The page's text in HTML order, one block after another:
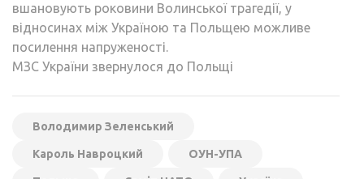
вшановують роковини Волинської трагедії, у
відносинах між Україною та Польщею можливе
посилення напруженості.
МЗС України звернулося до Польщі
Володимир Зеленський
Кароль Навроцкий ОУН-УПА